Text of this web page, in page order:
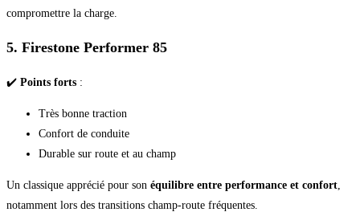
compromettre la charge.
5. Firestone Performer 85
✔️ Points forts :
Très bonne traction
Confort de conduite
Durable sur route et au champ
Un classique apprécié pour son équilibre entre performance et confort
notamment lors des transitions champ-route fréquentes.